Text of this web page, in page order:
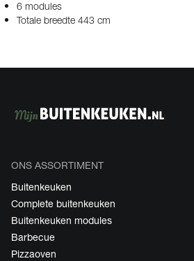
6 modules
Totale breedte 443 cm
ONS ASSORTIMENT
Buitenkeuken
Complete buitenkeuken
Buitenkeuken modules
Barbecue
Pizzaoven